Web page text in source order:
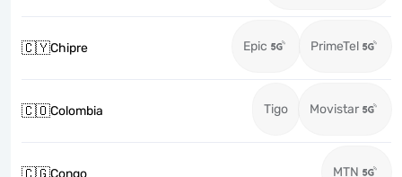
🇨🇾Chipre Epic PrimeTel
🇨🇴Colombia Tigo Movistar
🇨🇬Congo MTN